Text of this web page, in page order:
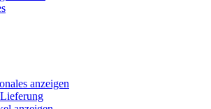
anzeigen